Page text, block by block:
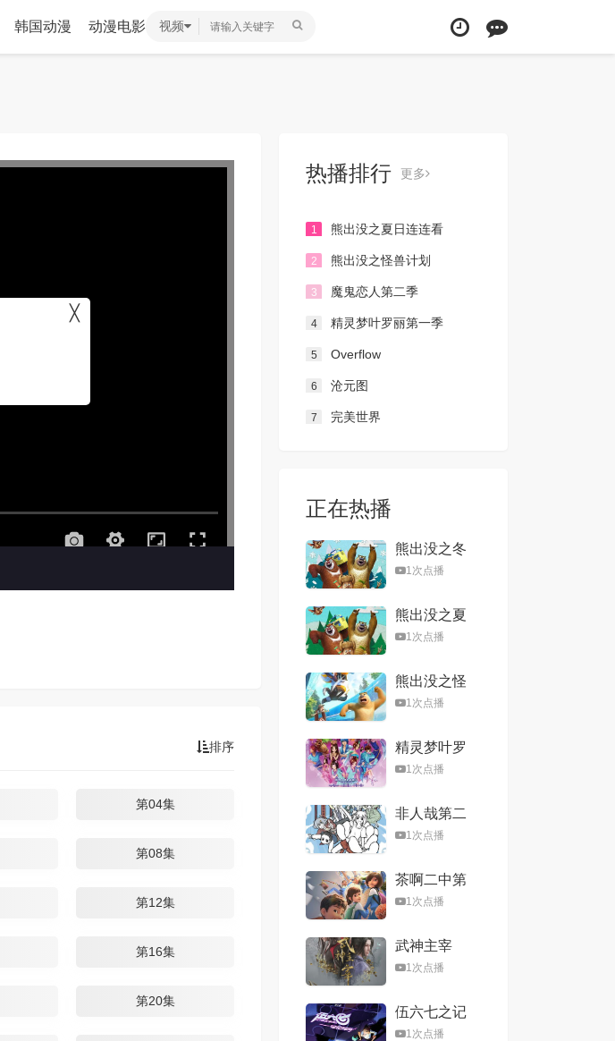
韩国动漫 动漫电影 视频
╳
排序
第04集
第08集
第12集
第16集
第20集
热播排行 更多
1 熊出没之夏日连连看
2 熊出没之怪兽计划
3 魔鬼恋人第二季
4 精灵梦叶罗丽第一季
5 Overflow
6 沧元图
7 完美世界
正在热播
熊出没之冬
日乐翻天
1次点播
熊出没之夏
日连连看
1次点播
熊出没之怪
兽计划
1次点播
精灵梦叶罗
丽第一季
1次点播
非人哉第二
季1次点播
茶啊二中第
五季1次点播
武神主宰
1次点播
伍六七之记
忆碎片
1次点播